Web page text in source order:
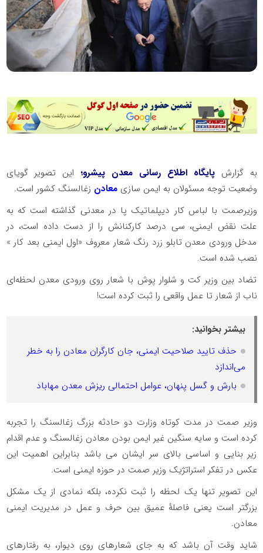
به گزارش پایگاه اطلاع رسانی معدن پیشرو؛ این تصویر گویای
وضعیت توجه مسئولان به ایمن سازیمعادن زغالسنگ کشور است.
وزیرصمت با لباس کار دیپلماتیک پا در معدنی گذاشته است که به
علت نقض ایمنی، سی درصد کارکنانش را از دست داده است، در
مدخل ورودی معدن تابلو زرد رنگ شعار معروف «اول ایمنی بعد کار »
نصب شده است.
تضاد بین وزیر کت و شلوار پوش با شعار روی ورودی معدن لحظه‌ای
ناب از شعار تا عمل واقعی را ثبت کرده است!
بیشتر بخوانید:
حذف تایید صلاحیت ایمنی، جان کارگران معادن را به خطر
می‌اندازد
بارش و گسل پنهان، عوامل احتمالی ریزش معدن مهاباد
وزیر صمت در مدت کوتاه وزارت دو حادثه بزرگ زغالسنگ را تجربه
کرده است و سایه سنگین غیر ایمن بودن معادن زغالسنگ و عدم اقدام
زیر بنایی و اساسی بالای سر ایشان می باشد بنابراین اهمیت این
عکس در تفکر استراتژیک وزیر صمت در حوزه ایمنی است.
این تصویر تنها یک لحظه را ثبت نکرده، بلکه نمادی از یک مشکل
بزرگتر است یعنی فاصلهٔ عمیق بین حرف و عمل در مدیریت ایمنی
معادن.
شاید وقت آن باشد که به جای شعارهای روی دیوار، به رفتارهای